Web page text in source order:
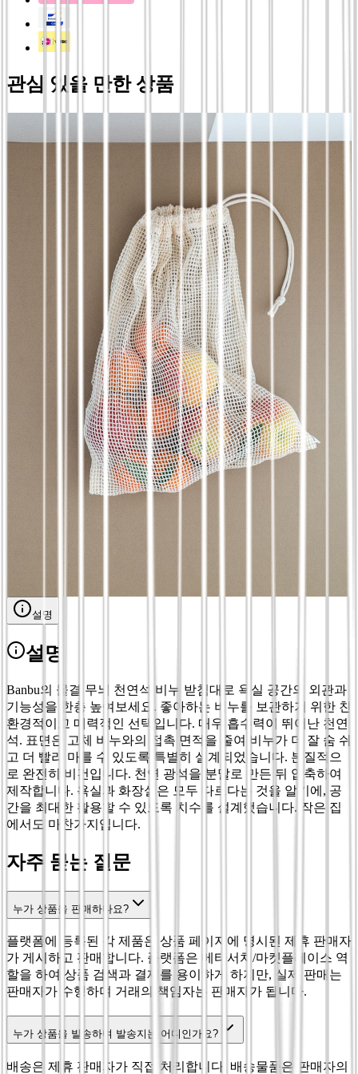
관심 있을 만한 상품
지속 가능한 대나무 도마 | 위생적이고 칼날 보
지속 가능한 대나무 도마 | 위생적이고 칼날 보
호 - Pandoo, 32 x 25 사이즈
재사용 가능한 대나무 수저 세트. 직장 점심, 피
크닉 또는 캠핑 - Pandoo
100% 천연 대나무 주걱 세트 x3 - Mangrovia
인증 실리콘 주방 도구 세트 - Mangrovia
설명
설명
Banbu의 물결 무늬 천연석 비누 받침대로 욕실 공간의 외관과
기능성을 한층 높여보세요. 좋아하는 비누를 보관하기 위한 친
환경적이고 매력적인 선택입니다. 매우 흡수력이 뛰어난 천연
석. 표면은 고체 비누와의 접촉 면적을 줄여 비누가 더 잘 숨 쉬
고 더 빨리 마를 수 있도록 특별히 설계되었습니다. 본질적으
로 완전히 비건입니다. 천연 광석을 분말로 만든 뒤 압축하여
제작합니다. 욕실과 화장실은 모두 다르다는 것을 알기에, 공
간을 최대한 활용할 수 있도록 치수를 설계했습니다. 작은 집
에서도 마찬가지입니다.
자주 묻는 질문
누가 상품을 판매하나요?
플랫폼에 등록된 각 제품은 상품 페이지에 명시된 제휴 판매자
가 게시하고 판매합니다. 플랫폼은 메타서치/마켓플레이스 역
할을 하여 상품 검색과 결제를 용이하게 하지만, 실제 판매는
판매자가 수행하며 거래의 책임자는 판매자가 됩니다.
누가 상품을 발송하며 발송지는 어디인가요?
배송은 제휴 판매자가 직접 처리합니다. 배송물품은 판매자의